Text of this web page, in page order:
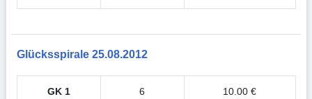
Glücksspirale 25.08.2012
GK 1 6 10.00 €